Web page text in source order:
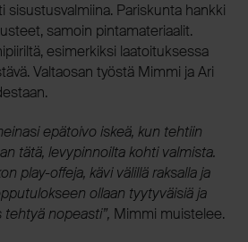
sisustusvalmiina. Pariskunta hankki
samoin pintamateriaalit.
esimerkiksi laatoituksessa
Valtaosan työstä Mimmi ja Ari
epätoivo iskeä, kun tehtiin
tätä, levypinnoilta kohti valmista.
play-offeja, kävi välillä raksalla ja
ollaan tyytyväisiä ja
nopeasti”, Mimmi muistelee.